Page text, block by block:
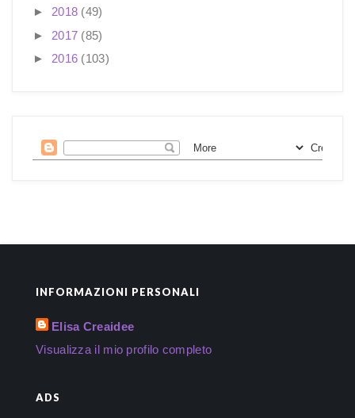
► 2018 (49)
► 2017 (85)
► 2016 (103)
INFORMAZIONI PERSONALI
Elisa Creaidee
Visualizza il mio profilo completo
ADS